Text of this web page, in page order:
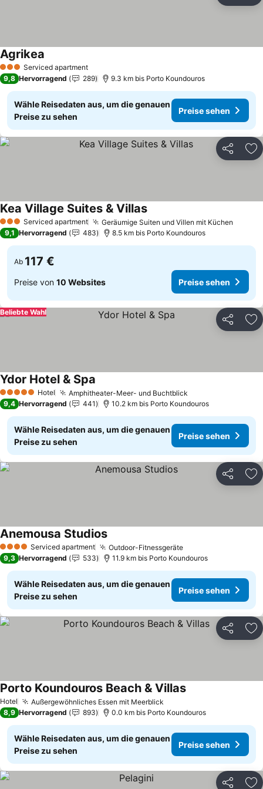
3 SterneServiced apartment
Agrikea
9,8 Hervorragend 289 9.3 km bis Porto Koundouros
Wähle Reisedaten aus, um die genauen
Preise zu sehen
Preise sehen
Teilen
3 SterneServiced apartment Geräumige Suiten und Villen mit Küchen
Kea Village Suites & Villas
9,1 Hervorragend 483 8.5 km bis Porto Koundouros
Ab 117 €
Preise von 10 Websites Preise sehen
Teilen
Beliebte Wahl
5 Sterne Hotel Amphitheater-Meer- und Buchtblick
Ydor Hotel & Spa
9,4 Hervorragend 441 10.2 km bis Porto Koundouros
Wähle Reisedaten aus, um die genauen
Preise zu sehen
Preise sehen
Teilen
4 Sterne Serviced apartment Outdoor-Fitnessgeräte
Anemousa Studios
9,3 Hervorragend 533 11.9 km bis Porto Koundouros
Wähle Reisedaten aus, um die genauen
Preise zu sehen
Preise sehen
Teilen
Hotel Außergewöhnliches Essen mit Meerblick
Porto Koundouros Beach & Villas
8,9 Hervorragend 893 0.0 km bis Porto Koundouros
Wähle Reisedaten aus, um die genauen
Preise zu sehen
Preise sehen